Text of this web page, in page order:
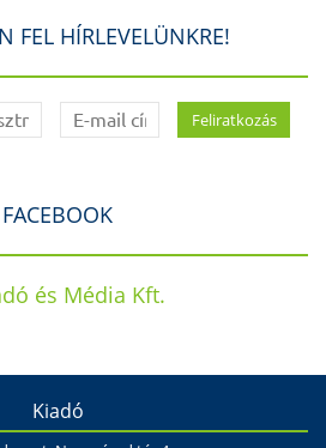
FEL HÍRLEVELÜNKRE!
FACEBOOK
és Média Kft.
Kiadó